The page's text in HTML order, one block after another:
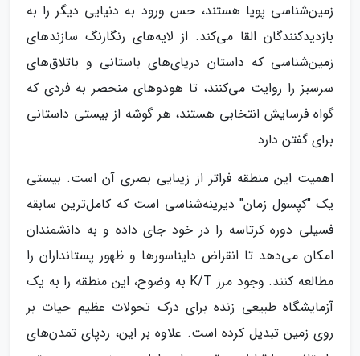
زمین‌شناسی پویا هستند، حس ورود به دنیایی دیگر را به
بازدیدکنندگان القا می‌کند. از لایه‌های رنگارنگ سازندهای
زمین‌شناسی که داستان دریای‌های باستانی و باتلاق‌های
سرسبز را روایت می‌کنند، تا هودوهای منحصر به فردی که
گواه فرسایش انتخابی هستند، هر گوشه از بیستی داستانی
برای گفتن دارد.
اهمیت این منطقه فراتر از زیبایی بصری آن است. بیستی
یک "کپسول زمان" دیرینه‌شناسی است که کامل‌ترین سابقه
فسیلی دوره کرتاسه را در خود جای داده و به دانشمندان
امکان می‌دهد تا انقراض دایناسورها و ظهور پستانداران را
مطالعه کنند. وجود مرز K/T به وضوح، این منطقه را به یک
آزمایشگاه طبیعی زنده برای درک تحولات عظیم حیات بر
روی زمین تبدیل کرده است. علاوه بر این، ردپای تمدن‌های